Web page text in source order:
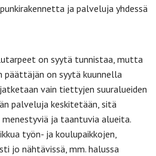
ja palveluja yhdessä
on syytä tunnistaa, mutta
päättäjän on syytä kuunnella
vain tiettyjen suuralueiden
palveluja keskitetään, sitä
ja taantuvia alueita.
työn- ja koulupaikkojen,
jo nähtävissä, mm. halussa